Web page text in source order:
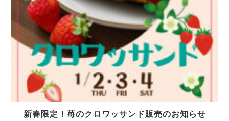
新春限定！苺のクロワッサンド販売のお知らせ